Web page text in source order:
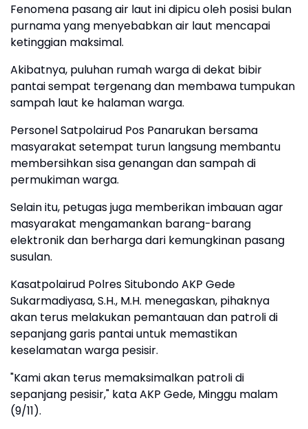
Fenomena pasang air laut ini dipicu oleh posisi bulan
purnama yang menyebabkan air laut mencapai
ketinggian maksimal.
Akibatnya, puluhan rumah warga di dekat bibir
pantai sempat tergenang dan membawa tumpukan
sampah laut ke halaman warga.
Personel Satpolairud Pos Panarukan bersama
masyarakat setempat turun langsung membantu
membersihkan sisa genangan dan sampah di
permukiman warga.
Selain itu, petugas juga memberikan imbauan agar
masyarakat mengamankan barang-barang
elektronik dan berharga dari kemungkinan pasang
susulan.
Kasatpolairud Polres Situbondo AKP Gede
Sukarmadiyasa, S.H., M.H. menegaskan, pihaknya
akan terus melakukan pemantauan dan patroli di
sepanjang garis pantai untuk memastikan
keselamatan warga pesisir.
"Kami akan terus memaksimalkan patroli di
sepanjang pesisir," kata AKP Gede, Minggu malam
(9/11).